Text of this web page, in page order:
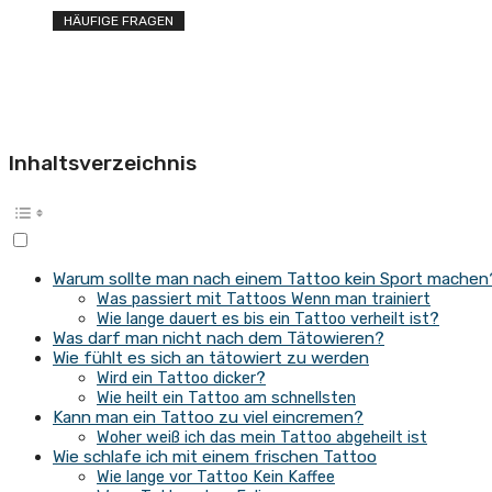
HÄUFIGE FRAGEN
Inhaltsverzeichnis
Warum sollte man nach einem Tattoo kein Sport
Was passiert mit Tattoos Wenn man trainiert
Wie lange dauert es bis ein Tattoo verheilt ist?
Was darf man nicht nach dem Tätowieren?
Wie fühlt es sich an tätowiert zu werden
Wird ein Tattoo dicker?
Wie heilt ein Tattoo am schnellsten
Kann man ein Tattoo zu viel eincremen?
Woher weiß ich das mein Tattoo abgeheilt ist
Wie schlafe ich mit einem frischen Tattoo
Wie lange vor Tattoo Kein Kaffee